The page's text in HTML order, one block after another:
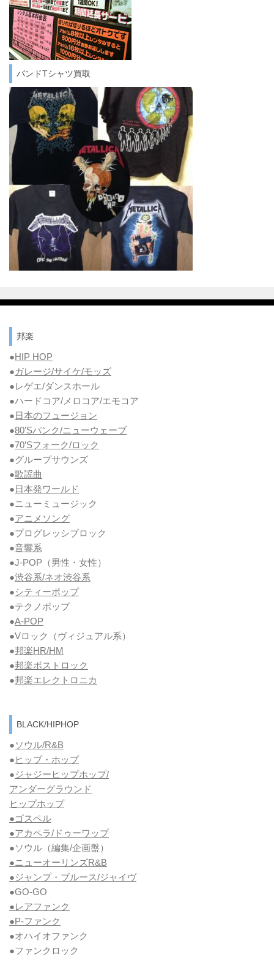
バンドTシャツ買取
邦楽
●HIP HOP
●ガレージ/サイケ/モッズ
●レゲエ/ダンスホール
●ハードコア/メロコア/エモコア
●日本のフュージョン
●80’Sパンク/ニューウェーブ
●70’Sフォーク/ロック
●グループサウンズ
●歌謡曲
●日本発ワールド
●ニューミュージック
●アニメソング
●プログレッシブロック
●音響系
●J-POP（男性・女性）
●渋谷系/ネオ渋谷系
●シティーポップ
●テクノポップ
●A-POP
●Vロック
（ヴィジュアル系）
●邦楽HR/HM
●邦楽ポストロック
●邦楽エレクトロニカ
BLACK/HIPHOP
●ソウル/R&B
● ヒップ・ホップ
●ジャジーヒップホップ/
アンダーグラウンド
ヒップホップ
●ゴスペル
●アカペラ/ドゥーワップ
●ソウル （編集/企画盤）
●ニューオーリンズR&B
●ジャンプ・ブルース/ジャイヴ
●GO-GO
●レアファンク
●P-ファンク
●オハイオファンク
●ファンクロック